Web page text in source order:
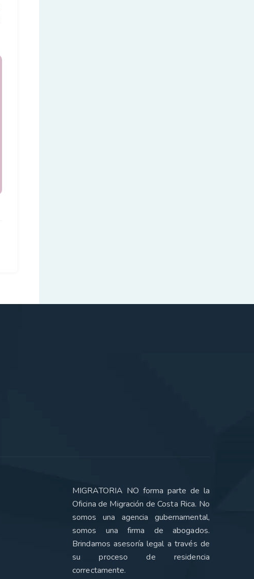
MIGRATORIA NO forma parte de la
Oficina de Migración de Costa Rica. No
somos una agencia gubernamental,
somos una firma de abogados.
Brindamos asesoría legal a través de
su proceso de residencia
correctamente.